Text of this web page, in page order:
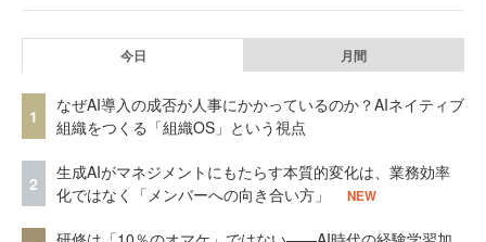
今日 月間
1
なぜAI導入の成否が人事にかかっているのか？AIネイティブ
組織をつくる「組織OS」という視点
2
生成AIがマネジメントにもたらす本質的変化は、業務効率
化ではなく「メンバーへの向き合い方」
NEW